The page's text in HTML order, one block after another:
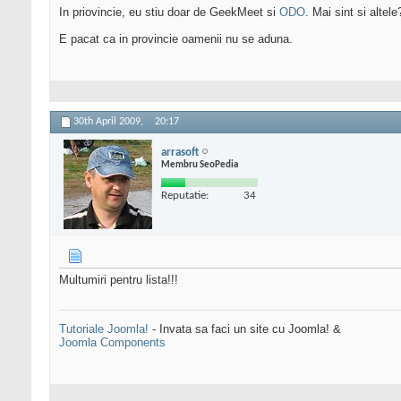
In priovincie, eu stiu doar de GeekMeet si ODO. Mai sint si
E pacat ca in provincie oamenii nu se aduna.
30th April 2009, 20:17
arrasoft
Membru SeoPedia
Reputatie: 34
Multumiri pentru lista!!!
Tutoriale Joomla! - Invata sa faci un site cu Joomla! &
Joomla Components